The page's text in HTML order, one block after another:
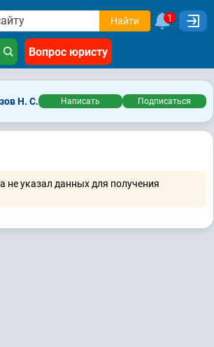
Найти 1
Вопрос юристу
Н. С. Написать Подписаться
не указал данных для получения